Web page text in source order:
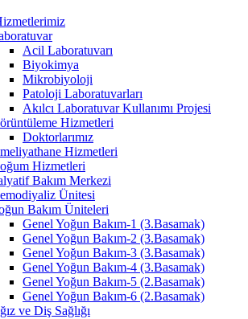
Acil Laboratuvarı
Biyokimya
Mikrobiyoloji
Patoloji Laboratuvarları
Akılcı Laboratuvar Kullanımı Projesi
Hizmetleri
Doktorlarımız
Hizmetleri
Hizmetleri
Bakım Merkezi
Ünitesi
Bakım Üniteleri
Genel Yoğun Bakım-1 (3.Basamak)
Genel Yoğun Bakım-2 (3.Basamak)
Genel Yoğun Bakım-3 (3.Basamak)
Genel Yoğun Bakım-4 (3.Basamak)
Genel Yoğun Bakım-5 (2.Basamak)
Genel Yoğun Bakım-6 (2.Basamak)
ve Diş Sağlığı